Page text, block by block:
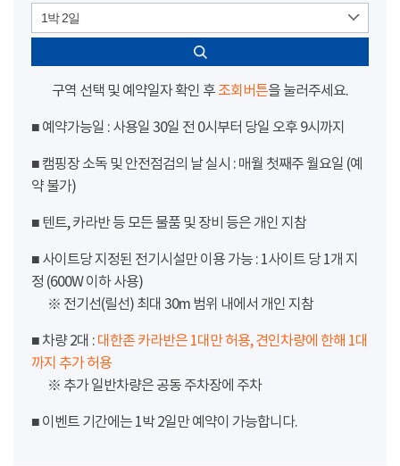
1박 2일
구역 선택 및 예약일자 확인 후 조회버튼을 눌러주세요.
■ 예약가능일 : 사용일 30일 전 0시부터 당일 오후 9시까지
■ 캠핑장 소독 및 안전점검의 날 실시 : 매월 첫째주 월요일 (예
약 불가)
■ 텐트, 카라반 등 모든 물품 및 장비 등은 개인 지참
■ 사이트당 지정된 전기시설만 이용 가능 : 1사이트 당 1개 지
정 (600W 이하 사용)
※ 전기선(릴선) 최대 30m 범위 내에서 개인 지참
■ 차량 2대 : 대한존 카라반은 1대만 허용, 견인차량에 한해 1대
까지 추가 허용
※ 추가 일반차량은 공동 주차장에 주차
■ 이벤트 기간에는 1박 2일만 예약이 가능합니다.